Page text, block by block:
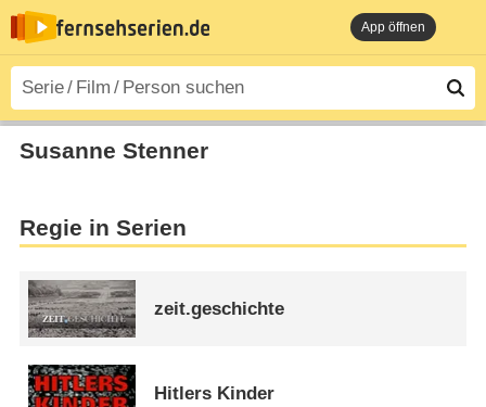
App öffnen
Susanne Stenner
Regie in Serien
zeit.geschichte
Hitlers Kinder